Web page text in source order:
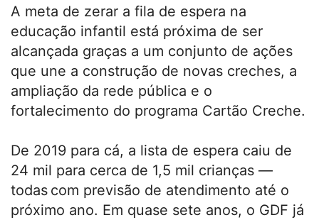
A meta de zerar a fila de espera na
educação infantil está próxima de ser
alcançada graças a um conjunto de ações
que une a construção de novas creches, a
ampliação da rede pública e o
fortalecimento do programa Cartão Creche.
De 2019 para cá, a lista de espera caiu de
24 mil para cerca de 1,5 mil crianças —
todas com previsão de atendimento até o
próximo ano. Em quase sete anos, o GDF já